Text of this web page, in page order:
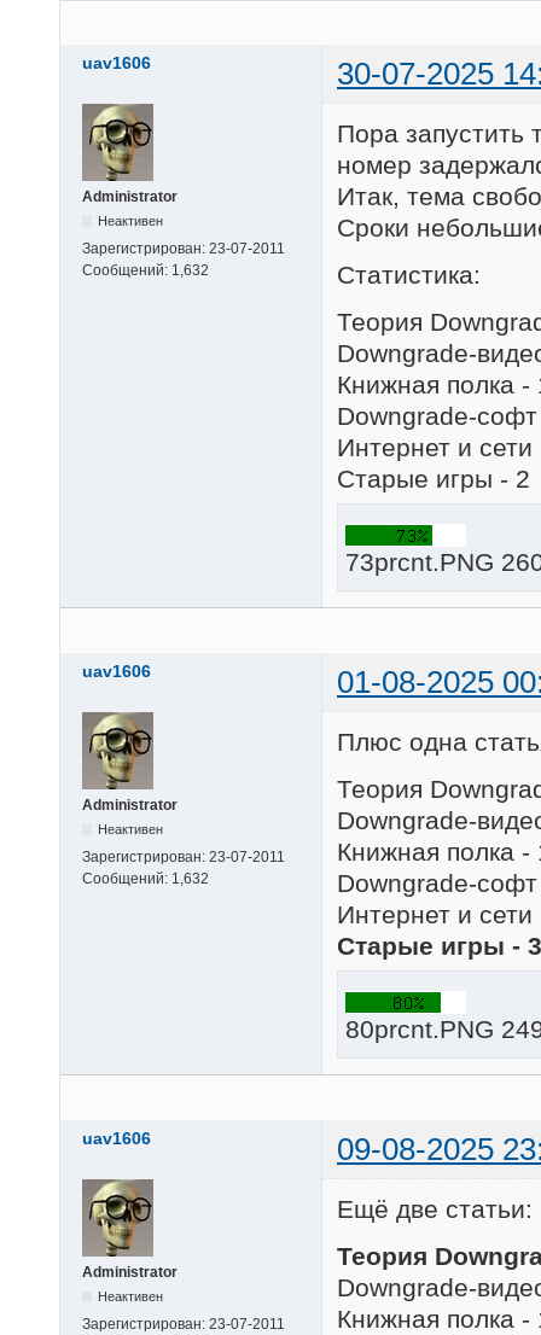
uav1606 30-07-2025
Administrator
Неактивен
Зарегистрирован: 23-07-2011
Сообщений: 1,632
Пора
номер
Итак, тема
Сроки
Статистика:
Теория
Downgrade-
Книжная полка -
Downgrade-
Интернет и сети
Старые игры - 2
73prcnt.PNG
uav1606 01-08-2025
Administrator
Неактивен
Зарегистрирован: 23-07-2011
Сообщений: 1,632
Плюс одна
Теория
Downgrade-
Книжная полка -
Downgrade-
Интернет и сети
Старые игры - 3
80prcnt.PNG
uav1606 09-08-2025
Administrator
Неактивен
Зарегистрирован: 23-07-2011
Ещё две статьи:
Теория
Downgrade-
Книжная полка -